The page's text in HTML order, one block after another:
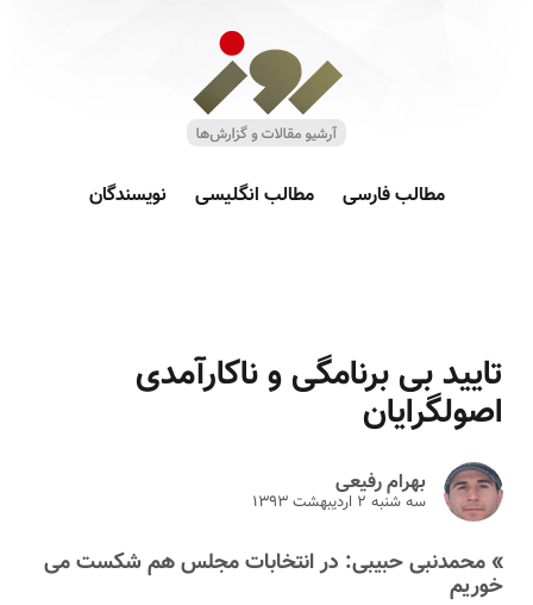
مطالب فارسی مطالب انگلیسی نویسندگان
تایید بی برنامگی و ناکارآمدی
اصولگرایان
بهرام رفیعی
سه شنبه ۲ ارديبهشت ۱۳۹۳
» محمدنبی حبیبی: در انتخابات مجلس هم شکست می
خوریم